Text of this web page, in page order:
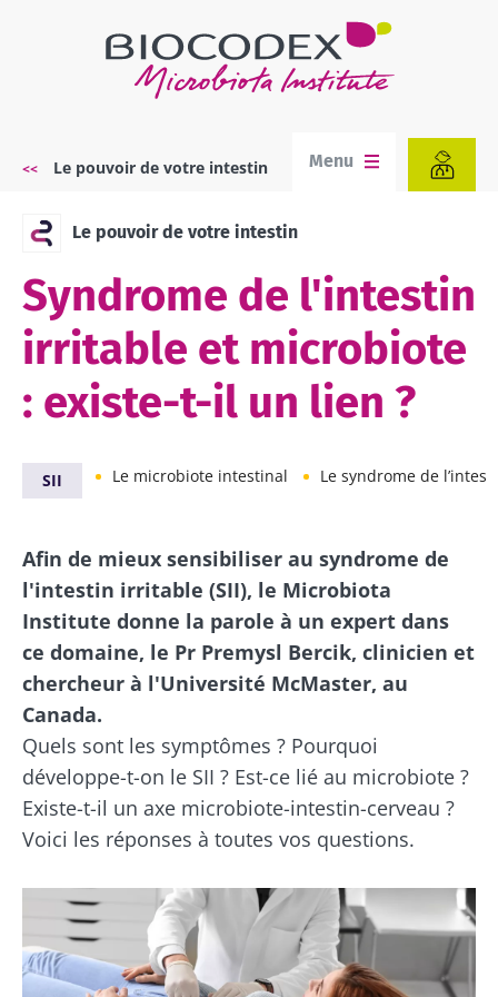
Le pouvoir de votre intestin Menu
Le pouvoir de votre intestin
Syndrome de l'intestin
irritable et microbiote
: existe-t-il un lien ?
SII Le microbiote intestinal Le syndrome de l’intestin
Afin de mieux sensibiliser au syndrome de
l'intestin irritable (SII), le Microbiota
Institute donne la parole à un expert dans
ce domaine, le Pr Premysl Bercik, clinicien et
chercheur à l'Université McMaster, au
Canada.
Quels sont les symptômes ? Pourquoi
développe-t-on le SII ? Est-ce lié au microbiote ?
Existe-t-il un axe microbiote-intestin-cerveau ?
Voici les réponses à toutes vos questions.